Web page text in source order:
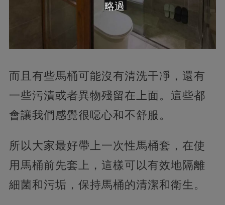
而且有些馬桶可能沒有清洗干凈，還有
一些污漬或者異物殘留在上面。這些都
會讓我們感覺很噁心和不舒服。
所以大家最好帶上一次性馬桶套，在使
用馬桶前先套上，這樣可以有效地隔離
細菌和污垢，保持馬桶的清潔和衛生。
略過